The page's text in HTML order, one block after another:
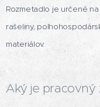
Rozmetadlo je určené
rašeliny,
materiálov.
Aký je pracovný